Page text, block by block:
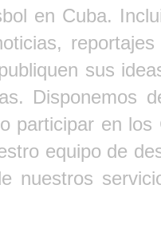
en Cuba.
sus
Disponemos
participar en
equipo de
nuestros